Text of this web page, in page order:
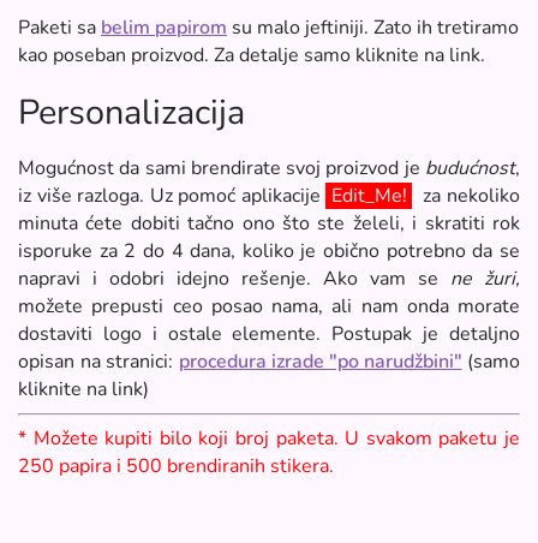
Paketi sa belim papirom su malo jeftiniji. Zato ih tretiramo
kao poseban proizvod. Za detalje samo kliknite na link.
Personalizacija
Mogućnost da sami brendirate svoj proizvod je budućnost,
iz više razloga. Uz pomoć aplikacije Edit_Me!
za nekoliko
minuta ćete dobiti tačno ono što ste želeli, i skratiti rok
isporuke za 2 do 4 dana, koliko je obično potrebno da se
napravi i odobri idejno rešenje. Ako vam se ne žuri,
možete prepusti ceo posao nama, ali nam onda morate
dostaviti logo i ostale elemente. Postupak je detaljno
opisan na stranici: procedura izrade "po narudžbini" (samo
kliknite na link)
* Možete kupiti bilo koji broj paketa. U svakom paketu je
250 papira i 500 brendiranih stikera.